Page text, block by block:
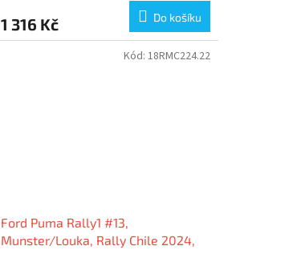
1 316 Kč Do košíku
Ford Puma Rally1 #13,
Munster/Louka, Rally Chile 2024,
Kód: 18RMC224.22